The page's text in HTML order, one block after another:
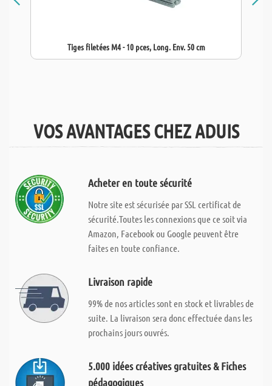
Tiges filetées M4 - 10 pces, Long. Env. 50 cm
VOS AVANTAGES CHEZ ADUIS
Acheter en toute sécurité
Notre site est sécurisée par SSL certificat de
sécurité.Toutes les connexions que ce soit via
Amazon, Facebook ou Google peuvent être
faites en toute confiance.
Livraison rapide
99% de nos articles sont en stock et livrables de
suite. La livraison sera donc effectuée dans les
prochains jours ouvrés.
5.000 idées créatives gratuites & Fiches
pédagogiques